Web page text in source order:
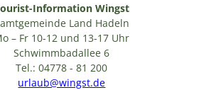
Information Wingst
Land Hadeln
– Fr 10-12 und 13-17 Uhr
Schwimmbadallee 6
Tel.: 04778 - 81 200
urlaub@wingst.de